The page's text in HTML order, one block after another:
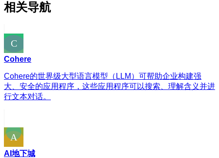
相关导航
Cohere
Cohere的世界级大型语言模型（LLM）可帮助企业构建强
大、安全的应用程序，这些应用程序可以搜索、理解含义并进
行文本对话。
AI地下城